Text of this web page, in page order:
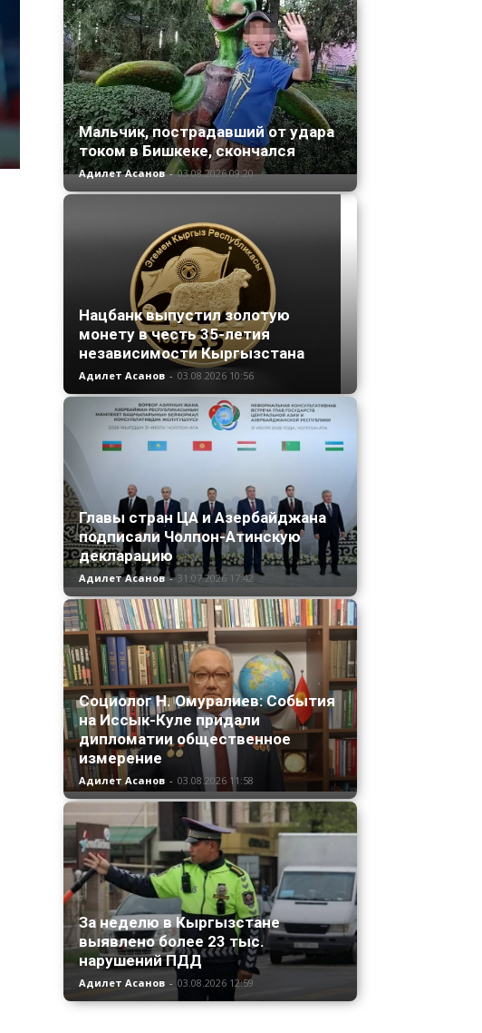
Мальчик, пострадавший от удара
током в Бишкеке, скончался
Адилет Асанов - 03.08.2026 09:20
Нацбанк выпустил золотую
монету в честь 35-летия
независимости Кыргызстана
Адилет Асанов - 03.08.2026 10:56
Главы стран ЦА и Азербайджана
подписали Чолпон-Атинскую
декларацию
Адилет Асанов - 31.07.2026 17:42
Социолог Н. Омуралиев: События
на Иссык-Куле придали
дипломатии общественное
измерение
Адилет Асанов - 03.08.2026 11:58
За неделю в Кыргызстане
выявлено более 23 тыс.
нарушений ПДД
Адилет Асанов - 03.08.2026 12:59